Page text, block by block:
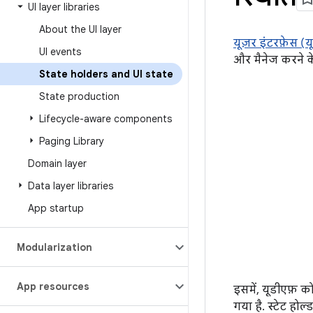
UI layer libraries
About the UI layer
UI events
State holders and UI state
State production
Lifecycle-aware components
Paging Library
Domain layer
Data layer libraries
App startup
Modularization
App resources
यूज़र इंटरफ़ेस
और मैनेज करने के
इसमें, यूडीएफ़ को
गया है. स्टेट